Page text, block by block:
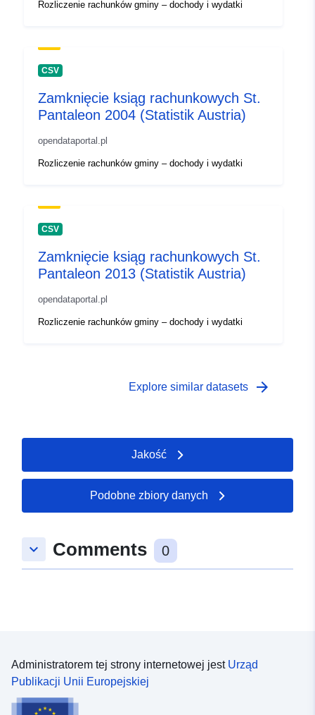
Rozliczenie rachunków gminy – dochody i wydatki
CSV
Zamknięcie ksiąg rachunkowych St.
Pantaleon 2004 (Statistik Austria)
opendataportal.pl
Rozliczenie rachunków gminy – dochody i wydatki
CSV
Zamknięcie ksiąg rachunkowych St.
Pantaleon 2013 (Statistik Austria)
opendataportal.pl
Rozliczenie rachunków gminy – dochody i wydatki
Explore similar datasets arrow_forward
Jakość
Podobne zbiory danych
keyboard_arrow_down Comments 0
Administratorem tej strony internetowej jest Urząd
Publikacji Unii Europejskiej